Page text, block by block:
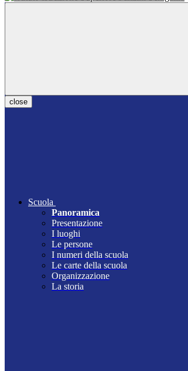
close
Scuola
Panoramica
Presentazione
I luoghi
Le persone
I numeri della scuola
Le carte della scuola
Organizzazione
La storia